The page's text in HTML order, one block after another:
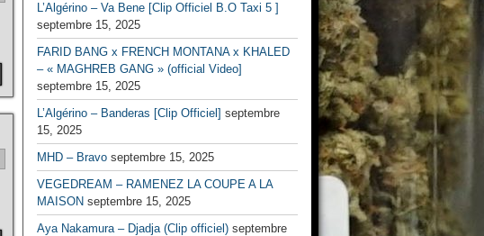
L’Algérino – Va Bene [Clip Officiel B.O Taxi 5 ]
septembre 15, 2025
FARID BANG x FRENCH MONTANA x KHALED
– « MAGHREB GANG » (official Video]
septembre 15, 2025
L’Algérino – Banderas [Clip Officiel] septembre
15, 2025
MHD – Bravo septembre 15, 2025
VEGEDREAM – RAMENEZ LA COUPE A LA
MAISON septembre 15, 2025
Aya Nakamura – Djadja (Clip officiel) septembre